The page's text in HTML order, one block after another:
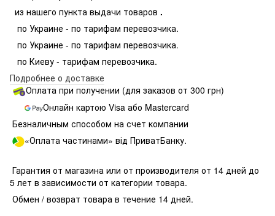
из нашего пункта выдачи товаров .
по Украине - по тарифам перевозчика.
по Украине - по тарифам перевозчика.
по Киеву - тарифам перевозчика.
Подробнее о доставке
Оплата при получении (для заказов от 300 грн)
Онлайн картою Visa або Mastercard
Безналичным способом на счет компании
«Оплата частинами» від ПриватБанку.
Гарантия от магазина или от производителя от 14 дней до
5 лет в зависимости от категории товара.
Обмен / возврат товара в течение 14 дней.